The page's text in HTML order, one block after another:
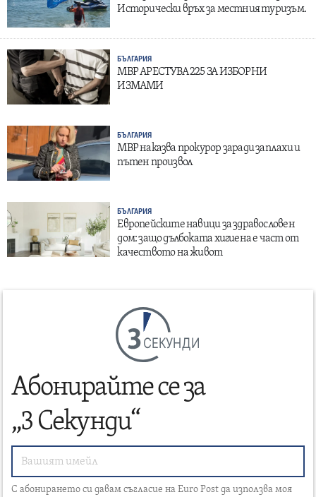
Исторически връх за местния туризъм.
БЪЛГАРИЯ
МВР АРЕСТУВА 225 ЗА ИЗБОРНИ
ИЗМАМИ
БЪЛГАРИЯ
МВР наказва прокурор заради заплахи и
пътен произвол
БЪЛГАРИЯ
Европейските навици за здравословен
дом: защо дълбоката хигиена е част от
качеството на живот
СЕКУНДИ
Абонирайте се за
„3 Секунди“
С абонирането си давам съгласие на Euro Post да използва моя